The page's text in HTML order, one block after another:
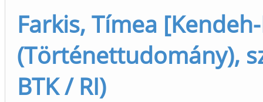
Farkis, Tímea
(Történettudomány),
BTK / RI)